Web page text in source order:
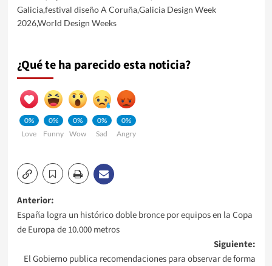
Galicia,festival diseño A Coruña,Galicia Design Week
2026,World Design Weeks
¿Qué te ha parecido esta noticia?
0%
Love
0%
Funny
0%
Wow
0%
Sad
0%
Angry
Navegación
de
entradas
Anterior:
España logra un histórico doble bronce por equipos en la Copa
de Europa de 10.000 metros
Siguiente:
El Gobierno publica recomendaciones para observar de forma